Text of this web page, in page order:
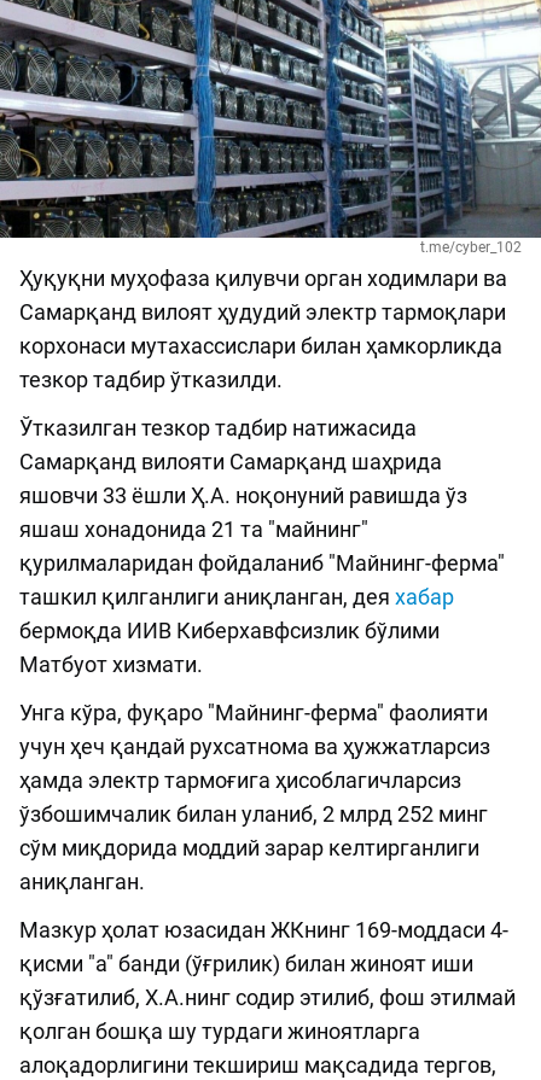
t.me/cyber_102
Ҳуқуқни муҳофаза қилувчи орган ходимлари ва
Самарқанд вилоят ҳудудий электр тармоқлари
корхонаси мутахассислари билан ҳамкорликда
тезкор тадбир ўтказилди.
Ўтказилган тезкор тадбир натижасида
Самарқанд вилояти Самарқанд шаҳрида
яшовчи 33 ёшли Ҳ.А. ноқонуний равишда ўз
яшаш хонадонида 21 та "майнинг"
қурилмаларидан фойдаланиб "Майнинг-ферма"
ташкил қилганлиги аниқланган, дея хабар
бермоқда ИИВ Киберхавфсизлик бўлими
Матбуот хизмати.
Унга кўра, фуқаро "Майнинг-ферма" фаолияти
учун ҳеч қандай рухсатнома ва ҳужжатларсиз
ҳамда электр тармоғига ҳисоблагичларсиз
ўзбошимчалик билан уланиб, 2 млрд 252 минг
сўм миқдорида моддий зарар келтирганлиги
аниқланган.
Мазкур ҳолат юзасидан ЖКнинг 169-моддаси 4-
қисми "а" банди (ўғрилик) билан жиноят иши
қўзғатилиб, Х.А.нинг содир этилиб, фош этилмай
қолган бошқа шу турдаги жиноятларга
алоқадорлигини текшириш мақсадида тергов,